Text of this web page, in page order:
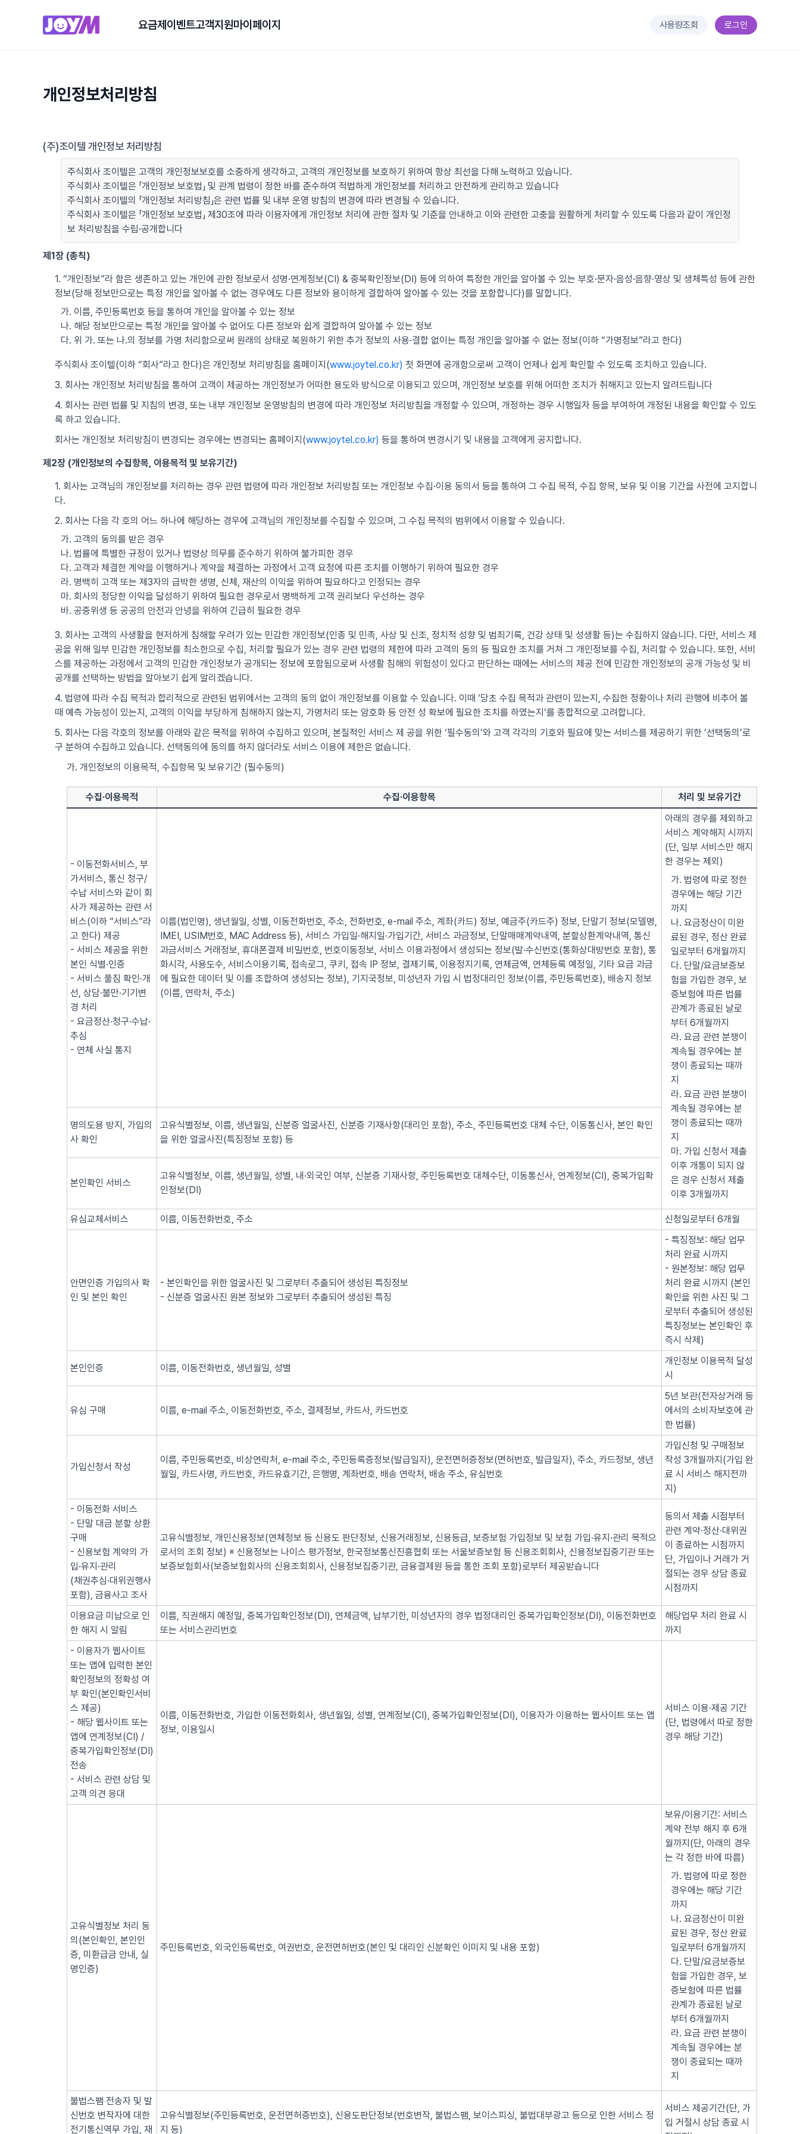
요금제 이벤트고객지원마이페이지 사용량조회 로그인
개인정보처리방침
(주)조이텔 개인정보 처리방침
주식회사 조이텔은 고객의 개인정보보호를 소중하게 생각하고, 고객의 개인정보를 보호하기 위하여 항상 최선을 다해 노력하고 있습니다.
주식회사 조이텔은 「개인정보 보호법」 및 관계 법령이 정한 바를 준수하여 적법하게 개인정보를 처리하고 안전하게 관리하고 있습니다
주식회사 조이텔의 「개인정보 처리방침」은 관련 법률 및 내부 운영 방침의 변경에 따라 변경될 수 있습니다.
주식회사 조이텔은 「개인정보 보호법」 제30조에 따라 이용자에게 개인정보 처리에 관한 절차 및 기준을 안내하고 이와 관련한 고충을 원활하게 처리할 수 있도록 다음과 같이 개인정
보 처리방침을 수립·공개합니다
제1장 (총칙)
1. “개인정보”라 함은 생존하고 있는 개인에 관한 정보로서 성명·연계정보(CI) & 중복확인정보(DI) 등에 의하여 특정한 개인을 알아볼 수 있는 부호·문자·음성·음향·영상 및 생체특성 등에 관한
정보(당해 정보만으로는 특정 개인을 알아볼 수 없는 경우에도 다른 정보와 용이하게 결합하여 알아볼 수 있는 것을 포함합니다)를 말합니다.
가. 이름, 주민등록번호 등을 통하여 개인을 알아볼 수 있는 정보
나. 해당 정보만으로는 특정 개인을 알아볼 수 없어도 다른 정보와 쉽게 결합하여 알아볼 수 있는 정보
다. 위 가. 또는 나.의 정보를 가명 처리함으로써 원래의 상태로 복원하기 위한 추가 정보의 사용·결합 없이는 특정 개인을 알아볼 수 없는 정보(이하 “가명정보”라고 한다)
주식회사 조이텔(이하 “회사”라고 한다)은 개인정보 처리방침을 홈페이지(www.joytel.co.kr) 첫 화면에 공개함으로써 고객이 언제나 쉽게 확인할 수 있도록 조치하고 있습니다.
3. 회사는 개인정보 처리방침을 통하여 고객이 제공하는 개인정보가 어떠한 용도와 방식으로 이용되고 있으며, 개인정보 보호를 위해 어떠한 조치가 취해지고 있는지 알려드립니다
4. 회사는 관련 법률 및 지침의 변경, 또는 내부 개인정보 운영방침의 변경에 따라 개인정보 처리방침을 개정할 수 있으며, 개정하는 경우 시행일자 등을 부여하여 개정된 내용을 확인할 수 있도
록 하고 있습니다.
회사는 개인정보 처리방침이 변경되는 경우에는 변경되는 홈페이지(www.joytel.co.kr) 등을 통하여 변경시기 및 내용을 고객에게 공지합니다.
제2장 (개인정보의 수집항목, 이용목적 및 보유기간)
1. 회사는 고객님의 개인정보를 처리하는 경우 관련 법령에 따라 개인정보 처리방침 또는 개인정보 수집·이용 동의서 등을 통하여 그 수집 목적, 수집 항목, 보유 및 이용 기간을 사전에 고지합니
다.
2. 회사는 다음 각 호의 어느 하나에 해당하는 경우에 고객님의 개인정보를 수집할 수 있으며, 그 수집 목적의 범위에서 이용할 수 있습니다.
가. 고객의 동의를 받은 경우
나. 법률에 특별한 규정이 있거나 법령상 의무를 준수하기 위하여 불가피한 경우
다. 고객과 체결한 계약을 이행하거나 계약을 체결하는 과정에서 고객 요청에 따른 조치를 이행하기 위하여 필요한 경우
라. 명백히 고객 또는 제3자의 급박한 생명, 신체, 재산의 이익을 위하여 필요하다고 인정되는 경우
마. 회사의 정당한 이익을 달성하기 위하여 필요한 경우로서 명백하게 고객 권리보다 우선하는 경우
바. 공중위생 등 공공의 안전과 안녕을 위하여 긴급히 필요한 경우
3. 회사는 고객의 사생활을 현저하게 침해할 우려가 있는 민감한 개인정보(인종 및 민족, 사상 및 신조, 정치적 성향 및 범죄기록, 건강 상태 및 성생활 등)는 수집하지 않습니다. 다만, 서비스 제
공을 위해 일부 민감한 개인정보를 최소한으로 수집, 처리할 필요가 있는 경우 관련 법령의 제한에 따라 고객의 동의 등 필요한 조치를 거쳐 그 개인정보를 수집, 처리할 수 있습니다. 또한, 서비
스를 제공하는 과정에서 고객의 민감한 개인정보가 공개되는 정보에 포함됨으로써 사생활 침해의 위험성이 있다고 판단하는 때에는 서비스의 제공 전에 민감한 개인정보의 공개 가능성 및 비
공개를 선택하는 방법을 알아보기 쉽게 알리겠습니다.
4. 법령에 따라 수집 목적과 합리적으로 관련된 범위에서는 고객의 동의 없이 개인정보를 이용할 수 있습니다. 이때 ‘당초 수집 목적과 관련이 있는지, 수집한 정황이나 처리 관행에 비추어 볼
때 예측 가능성이 있는지, 고객의 이익을 부당하게 침해하지 않는지, 가명처리 또는 암호화 등 안전 성 확보에 필요한 조치를 하였는지’를 종합적으로 고려합니다.
5. 회사는 다음 각호의 정보를 아래와 같은 목적을 위하여 수집하고 있으며, 본질적인 서비스 제 공을 위한 ‘필수동의’와 고객 각각의 기호와 필요에 맞는 서비스를 제공하기 위한 ‘선택동의’로
구 분하여 수집하고 있습니다. 선택동의에 동의를 하지 않더라도 서비스 이용에 제한은 없습니다.
가. 개인정보의 이용목적, 수집항목 및 보유기간 (필수동의)
수집·이용목적 수집·이용항목 처리 및 보유기간
- 이동전화서비스, 부
가서비스, 통신 청구/
수납 서비스와 같이 회
사가 제공하는 관련 서
비스(이하 “서비스”라
고 한다) 제공
- 서비스 제공을 위한
본인 식별·인증
- 서비스 풀짐 확인·개
선, 상담·불만·기기변
경 처리
- 요금정산·청구·수납·
추심
- 연체 사실 통지
이름(법인명), 생년월일, 성별, 이동전화번호, 주소, 전화번호, e-mail 주소, 계좌(카드) 정보, 예금주(카드주) 정보, 단말기 정보(모델명,
IMEI, USIM번호, MAC Address 등), 서비스 가입일·해지일·가입기간, 서비스 과금정보, 단말매매계약내역, 분할상환계약내역, 통신
과금서비스 거래정보, 휴대폰결제 비밀번호, 번호이동정보, 서비스 이용과정에서 생성되는 정보(발·수신번호(통화상대방번호 포함), 통
화시각, 사용도수, 서비스이용기록, 접속로그, 쿠키, 접속 IP 정보, 결제기록, 이용정지기록, 연체금액, 연체등록 예정일, 기타 요금 과금
에 필요한 데이터 및 이를 조합하여 생성되는 정보), 기지국정보, 미성년자 가입 시 법정대리인 정보(이름, 주민등록번호), 배송지 정보
(이름, 연락처, 주소)
아래의 경우를 제외하고
서비스 계약해지 시까지
(단, 일부 서비스만 해지
한 경우는 제외)
가. 법령에 따로 정한
경우에는 해당 기간
까지
나. 요금정산이 미완
료된 경우, 정산 완료
일로부터 6개월까지
다. 단말/요금보증보
험을 가입한 경우, 보
증보험에 따른 법률
관계가 종료된 날로
부터 6개월까지
라. 요금 관련 분쟁이
계속될 경우에는 분
쟁이 종료되는 때까
지
라. 요금 관련 분쟁이
계속될 경우에는 분
쟁이 종료되는 때까
지
마. 가입 신청서 제출
이후 개통이 되지 않
은 경우 신청서 제출
이후 3개월까지
명의도용 방지, 가입의
사 확인
고유식별정보, 이름, 생년월일, 신분증 얼굴사진, 신분증 기재사항(대리인 포함), 주소, 주민등록번호 대체 수단, 이동통신사, 본인 확인
을 위한 얼굴사진(특징정보 포함) 등
본인확인 서비스
고유식별정보, 이름, 생년월일, 성별, 내·외국인 여부, 신분증 기재사항, 주민등록번호 대체수단, 이동통신사, 연계정보(CI), 중복가입확
인정보(DI)
유심교체서비스 이름, 이동전화번호, 주소 신청일로부터 6개월
안면인증 가입의사 확
인 및 본인 확인
- 본인확인을 위한 얼굴사진 및 그로부터 추출되어 생성된 특징정보
- 신분증 얼굴사진 원본 정보와 그로부터 추출되어 생성된 특징
- 특징정보: 해당 업무
처리 완료 시까지
- 원본정보: 해당 업무
처리 완료 시까지 (본인
확인을 위한 사진 및 그
로부터 추출되어 생성된
특징정보는 본인확인 후
즉시 삭제)
본인인증 이름, 이동전화번호, 생년월일, 성별
개인정보 이용목적 달성
시
유심 구매 이름, e-mail 주소, 이동전화번호, 주소, 결제정보, 카드사, 카드번호
5년 보관(전자상거래 등
에서의 소비자보호에 관
한 법률)
가입신청서 작성
이름, 주민등록번호, 비상연락처, e-mail 주소, 주민등록증정보(발급일자), 운전면허증정보(면허번호, 발급일자), 주소, 카드정보, 생년
월일, 카드사명, 카드번호, 카드유효기간, 은행명, 계좌번호, 배송 연락처, 배송 주소, 유심번호
가입신청 및 구매정보
작성 3개월까지(가입 완
료 시 서비스 해지전까
지)
- 이동전화 서비스
- 단말 대금 분할 상환
구매
- 신용보험 계약의 가
입·유지·관리
(채권추심·대위권행사
포함), 금융사고 조사
고유식별정보, 개인신용정보(연체정보 등 신용도 판단정보, 신용거래정보, 신용등급, 보증보험 가입정보 및 보험 가입·유지·관리 목적으
로서의 조회 정보) ※ 신용정보는 나이스 평가정보, 한국정보통신진흥협회 또는 서울보증보험 등 신용조회회사, 신용정보집중기관 또는
보증보험회사(보증보험회사의 신용조회회사, 신용정보집중기관, 금융결제원 등을 통한 조회 포함)로부터 제공받습니다
동의서 제출 시점부터
관련 계약·정산·대위권
이 종료하는 시점까지
단, 가입이나 거래가 거
절되는 경우 상담 종료
시점까지
이용요금 미납으로 인
한 해지 시 알림
이름, 직권해지 예정일, 중복가입확인정보(DI), 연체금액, 납부기한, 미성년자의 경우 법정대리인 중복가입확인정보(DI), 이동전화번호
또는 서비스관리번호
해당업무 처리 완료 시
까지
- 이용자가 웹사이트
또는 앱에 입력한 본인
확인정보의 정확성 여
부 확인(본인확인서비
스 제공)
- 해당 웹사이트 또는
앱에 연계정보(CI) /
중복가입확인정보(DI)
전송
- 서비스 관련 상담 및
고객 의견 응대
이름, 이동전화번호, 가입한 이동전화회사, 생년월일, 성별, 연계정보(CI), 중복가입확인정보(DI), 이용자가 이용하는 웹사이트 또는 앱
정보, 이용일시
서비스 이용·제공 기간
(단, 법령에서 따로 정한
경우 해당 기간)
고유식별정보 처리 동
의(본인확인, 본인인
증, 미환급금 안내, 실
명인증)
주민등록번호, 외국인등록번호, 여권번호, 운전면허번호(본인 및 대리인 신분확인 이미지 및 내용 포함)
보유/이용기간: 서비스
계약 전부 해지 후 6개
월까지(단, 아래의 경우
는 각 정한 바에 따름)
가. 법령에 따로 정한
경우에는 해당 기간
까지
나. 요금정산이 미완
료된 경우, 정산 완료
일로부터 6개월까지
다. 단말/요금보증보
험을 가입한 경우, 보
증보험에 따른 법률
관계가 종료된 날로
부터 6개월까지
라. 요금 관련 분쟁이
계속될 경우에는 분
쟁이 종료되는 때까
지
불법스팸 전송자 및 발
신번호 변작자에 대한
전기통신역무 가입, 재
고유식별정보(주민등록번호, 운전면허증번호), 신용도판단정보(번호변작, 불법스팸, 보이스피싱, 불법대부광고 등으로 인한 서비스 정
지 등)
서비스 제공기간(단, 가
입 거절시 상담 종료 시